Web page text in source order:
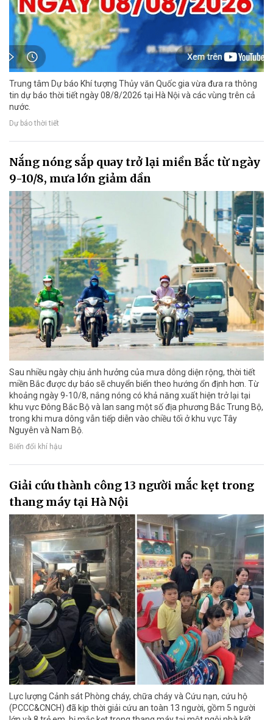
Trung tâm Dự báo Khí tượng Thủy văn Quốc gia vừa đưa ra thông
tin dự báo thời tiết ngày 08/8/2026 tại Hà Nội và các vùng trên cả
nước.
Dự báo thời tiết
Nắng nóng sắp quay trở lại miền Bắc từ ngày
9-10/8, mưa lớn giảm dần
Sau nhiều ngày chịu ảnh hưởng của mưa dông diện rộng, thời tiết
miền Bắc được dự báo sẽ chuyển biến theo hướng ổn định hơn. Từ
khoảng ngày 9-10/8, nắng nóng có khả năng xuất hiện trở lại tại
khu vực Đông Bắc Bộ và lan sang một số địa phương Bắc Trung Bộ,
trong khi mưa dông vẫn tiếp diễn vào chiều tối ở khu vực Tây
Nguyên và Nam Bộ.
Biến đổi khí hậu
Giải cứu thành công 13 người mắc kẹt trong
thang máy tại Hà Nội
Lực lượng Cảnh sát Phòng cháy, chữa cháy và Cứu nạn, cứu hộ
(PCCC&CNCH) đã kịp thời giải cứu an toàn 13 người, gồm 5 người